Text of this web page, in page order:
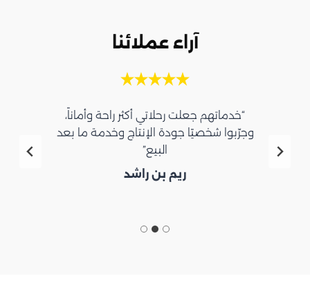
آراء عملائنا
“خدماتهم جعلت رحلاتي أكثر راحة وأماناً،
وجرّبوا شخصيًا جودة الإنتاج وخدمة ما بعد
البيع”
ريم بن راشد